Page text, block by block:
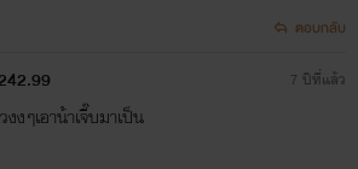
อน เพื่อนรักนักบำบัด
ตอบกลับ
งๆเอาน้าเจี๊บมาเป็น
7 ปีที่แล้ว